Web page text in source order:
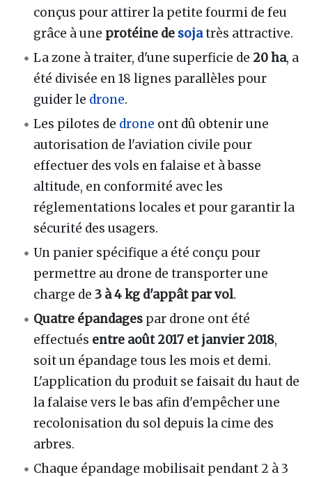
conçus pour attirer la petite fourmi de feu
grâce à une protéine de sojatrès attractive.
La zone à traiter, d'une superficie de 20 ha, a
été divisée en 18 lignes parallèles pour
guider le drone.
Les pilotes de drone ont dû obtenir une
autorisation de l'aviation civile pour
effectuer des vols en falaise et à basse
altitude, en conformité avec les
réglementations locales et pour garantir la
sécurité des usagers.
Un panier spécifique a été conçu pour
permettre au drone de transporter une
charge de3 à 4 kg d'appât par vol.
Quatre épandages par drone ont été
effectués entre août 2017 et janvier 2018,
soit un épandage tous les mois et demi.
L'application du produit se faisait du haut de
la falaise vers le bas afin d'empêcher une
recolonisation du sol depuis la cime des
arbres.
Chaque épandage mobilisait pendant 2 à 3